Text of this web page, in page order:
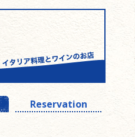
Reservation